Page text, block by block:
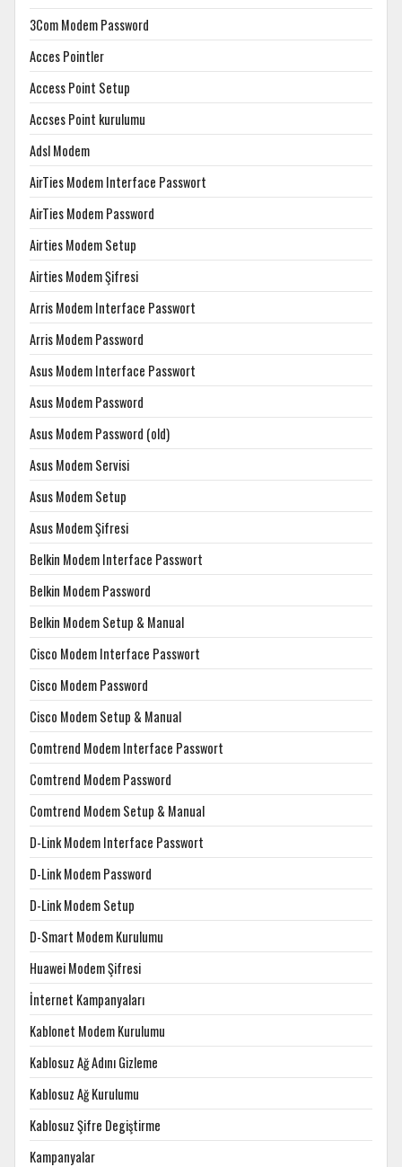
3Com Modem Password
Acces Pointler
Access Point Setup
Accses Point kurulumu
Adsl Modem
AirTies Modem Interface Passwort
AirTies Modem Password
Airties Modem Setup
Airties Modem Şifresi
Arris Modem Interface Passwort
Arris Modem Password
Asus Modem Interface Passwort
Asus Modem Password
Asus Modem Password (old)
Asus Modem Servisi
Asus Modem Setup
Asus Modem Şifresi
Belkin Modem Interface Passwort
Belkin Modem Password
Belkin Modem Setup & Manual
Cisco Modem Interface Passwort
Cisco Modem Password
Cisco Modem Setup & Manual
Comtrend Modem Interface Passwort
Comtrend Modem Password
Comtrend Modem Setup & Manual
D-Link Modem Interface Passwort
D-Link Modem Password
D-Link Modem Setup
D-Smart Modem Kurulumu
Huawei Modem Şifresi
İnternet Kampanyaları
Kablonet Modem Kurulumu
Kablosuz Ağ Adını Gizleme
Kablosuz Ağ Kurulumu
Kablosuz Şifre Degiştirme
Kampanyalar